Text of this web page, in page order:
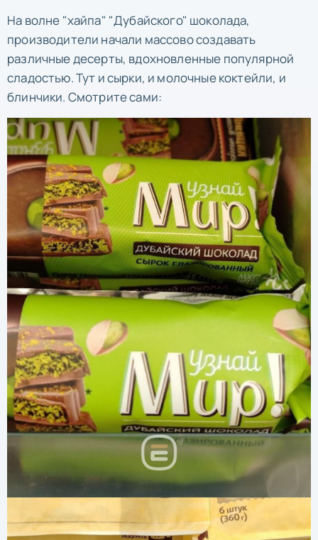
На волне "хайпа" "Дубайского" шоколада,
производители начали массово создавать
различные десерты, вдохновленные популярной
сладостью. Тут и сырки, и молочные коктейли, и
блинчики. Смотрите сами: